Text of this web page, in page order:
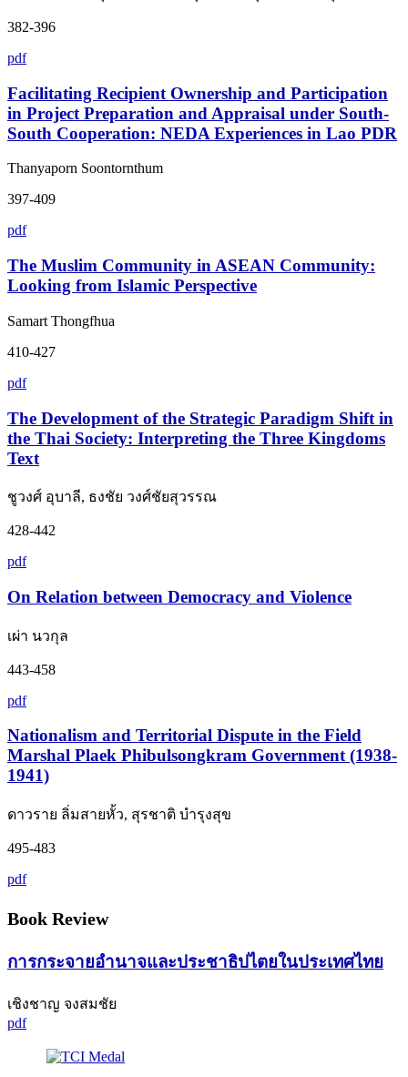
382-396
pdf
Facilitating Recipient Ownership and Participation
in Project Preparation and Appraisal under South-
South Cooperation: NEDA Experiences in Lao PDR
Thanyaporn Soontornthum
397-409
pdf
The Muslim Community in ASEAN Community:
Looking from Islamic Perspective
Samart Thongfhua
410-427
pdf
The Development of the Strategic Paradigm Shift in
the Thai Society: Interpreting the Three Kingdoms
Text
ชูวงศ์ อุบาลี, ธงชัย วงศ์ชัยสุวรรณ
428-442
pdf
On Relation between Democracy and Violence
เผ่า นวกุล
443-458
pdf
Nationalism and Territorial Dispute in the Field
Marshal Plaek Phibulsongkram Government (1938-
1941)
ดาวราย ลิ่มสายหั้ว, สุรชาติ บำรุงสุข
495-483
pdf
Book Review
การกระจายอำนาจและประชาธิปไตยในประเทศไทย
เชิงชาญ จงสมชัย
pdf